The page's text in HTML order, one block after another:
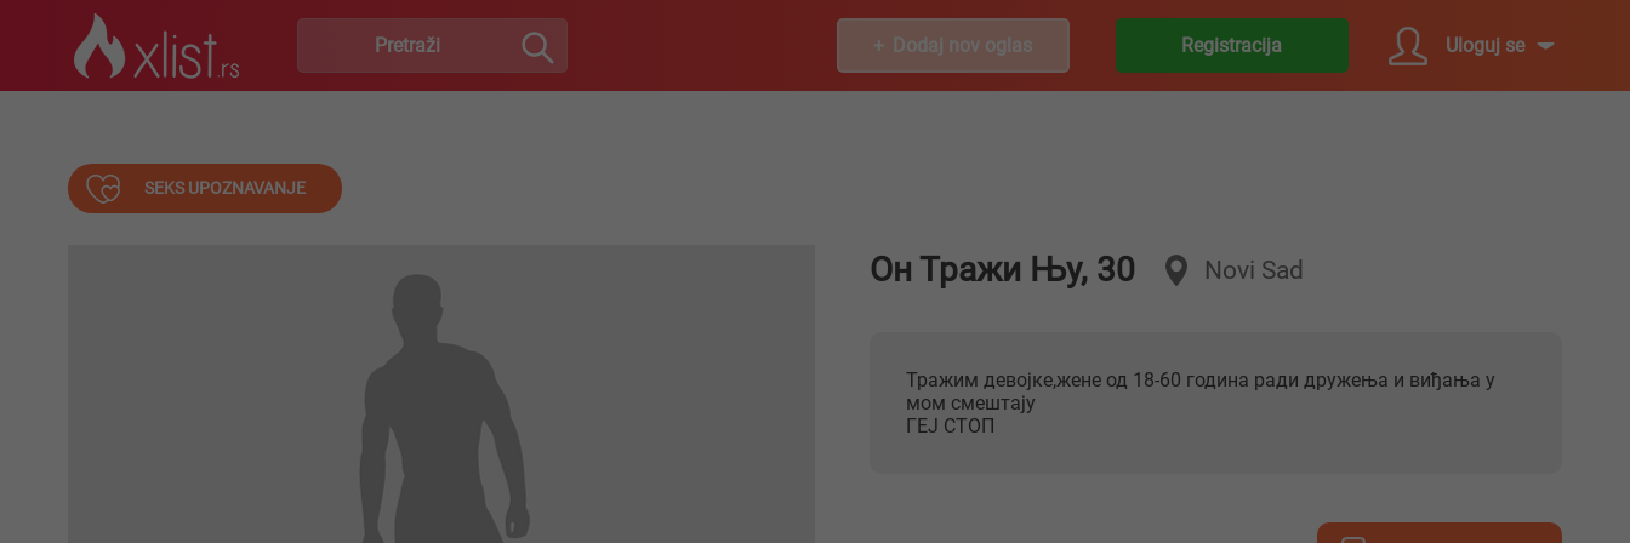
Dodaj nov oglas Registracija Uloguj se
SEKS UPOZNAVANJE
Он Тражи Њу, 30 Novi Sad
Тражим девојке,жене од 18-60 година ради дружења и виђања у
мом смештају
ГЕЈ СТОП